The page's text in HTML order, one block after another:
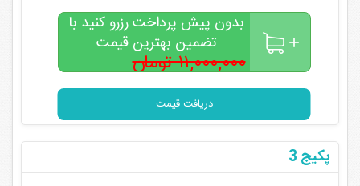
بدون پیش پرداخت رزرو کنید با
تضمین بهترین قیمت
۱۱,۰۰۰,۰۰۰ تومان
۹,۰۰۰,۰۰۰تومان
دریافت قیمت
پکیج 3